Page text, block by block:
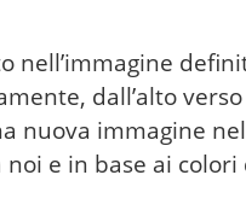
dall’alto
nuova immagine
e in base ai